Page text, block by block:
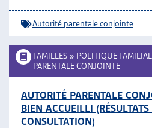
Autorité parentale conjointe
FAMILLES » POLITIQUE
PARENTALE CONJOINTE
AUTORITÉ PARENTALE
BIEN ACCUEILLI
CONSULTATION)